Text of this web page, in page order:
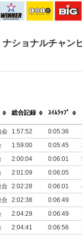
ショナルチャン
総合記録 ｽｲﾑﾗｯﾌﾟ
会 1:57:52 0:05:36
1:59:00 0:05:45
2:00:04 0:06:01
2:01:09 0:06:05
合 2:02:28 0:06:01
2:02:38 0:06:49
2:04:29 0:06:49
2:04:41 0:06:56